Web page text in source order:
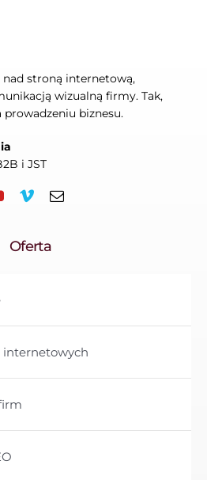
stroną internetową,
wizualną firmy. Tak,
prowadzeniu biznesu.
i JST
Oferta
internetowych